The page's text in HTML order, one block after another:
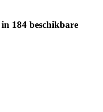
184 beschikbare